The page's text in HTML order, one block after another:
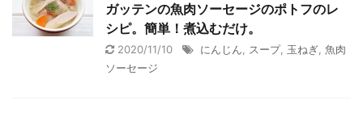
ガッテンの魚肉ソーセージのポトフのレ
シピ。簡単！煮込むだけ。
2020/11/10 にんじん スープ, 玉ねぎ 魚肉
ソーセージ